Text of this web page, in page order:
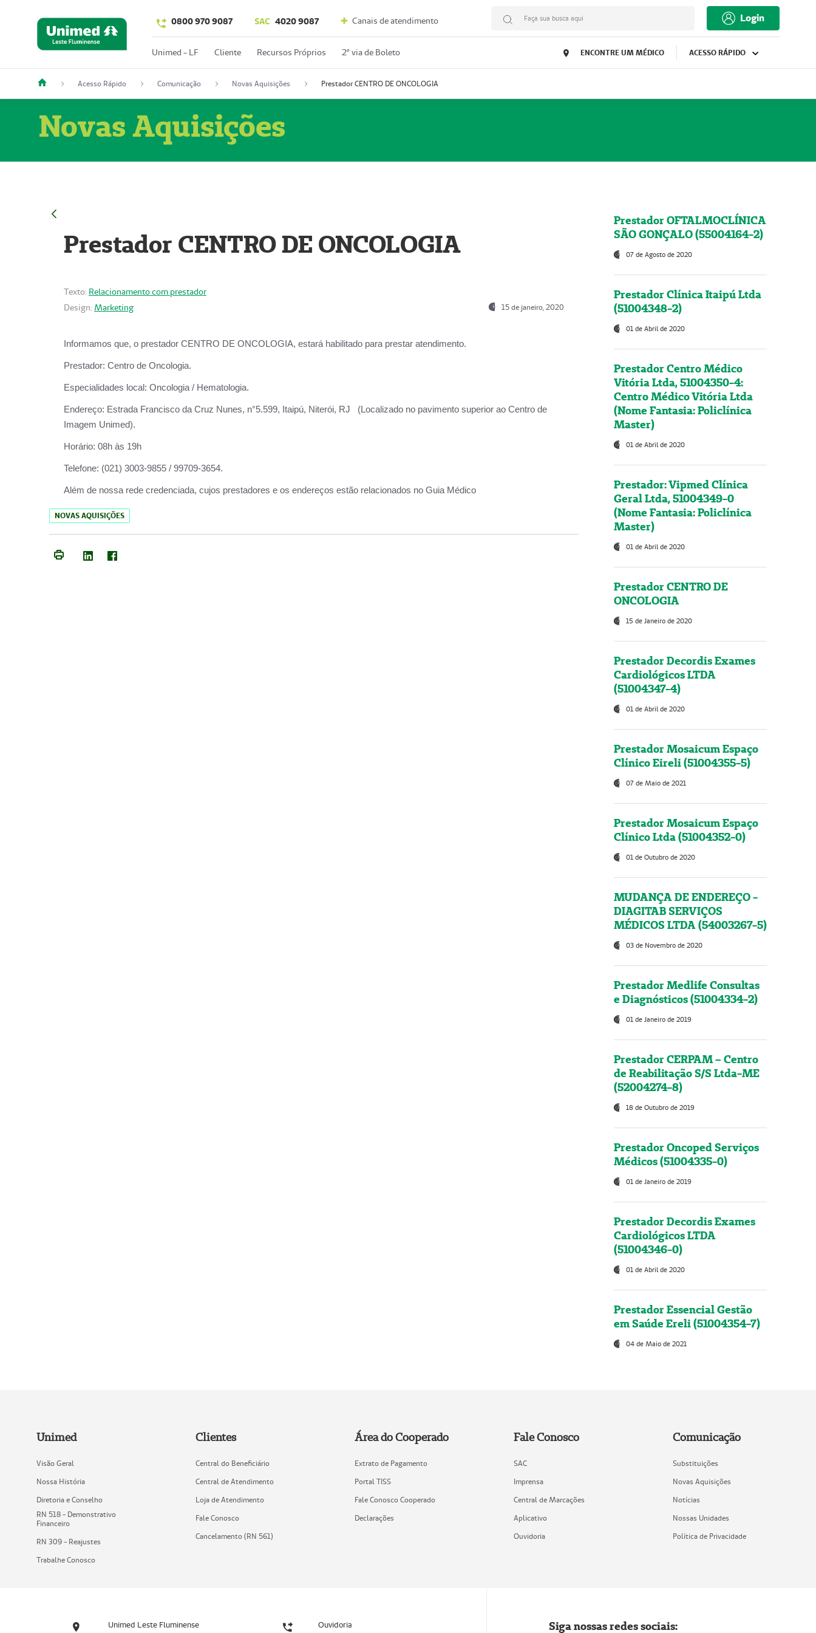
0800 970 9087 SAC 4020 9087 Canais de atendimento Faça sua busca aqui Login
Unimed - LF Cliente Recursos Próprios 2º via de Boleto ENCONTRE UM MÉDICO ACESSO RÁPIDO
Acesso Rápido Comunicação Novas Aquisições Prestador CENTRO DE ONCOLOGIA
Novas Aquisições
Prestador CENTRO DE ONCOLOGIA
Texto: Relacionamento com prestador
Design: Marketing 15 de janeiro, 2020
Informamos que, o prestador CENTRO DE ONCOLOGIA, estará habilitado para prestar atendimento.
Prestador: Centro de Oncologia.
Especialidades local: Oncologia / Hematologia.
Endereço: Estrada Francisco da Cruz Nunes, n°5.599, Itaipú, Niterói, RJ (Localizado no pavimento superior ao Centro de
Imagem Unimed).
Horário: 08h às 19h
Telefone: (021) 3003-9855 / 99709-3654.
Além de nossa rede credenciada, cujos prestadores e os endereços estão relacionados no Guia Médico
NOVAS AQUISIÇÕES
Prestador OFTALMOCLÍNICA
SÃO GONÇALO (55004164-2)
07 de Agosto de 2020
Prestador Clínica Itaipú Ltda
(51004348-2)
01 de Abril de 2020
Prestador Centro Médico
Vitória Ltda, 51004350-4:
Centro Médico Vitória Ltda
(Nome Fantasia: Policlínica
Master)
01 de Abril de 2020
Prestador: Vipmed Clínica
Geral Ltda, 51004349-0
(Nome Fantasia: Policlínica
Master)
01 de Abril de 2020
Prestador CENTRO DE
ONCOLOGIA
15 de Janeiro de 2020
Prestador Decordis Exames
Cardiológicos LTDA
(51004347-4)
01 de Abril de 2020
Prestador Mosaicum Espaço
Clínico Eireli (51004355-5)
07 de Maio de 2021
Prestador Mosaicum Espaço
Clínico Ltda (51004352-0)
01 de Outubro de 2020
MUDANÇA DE ENDEREÇO -
DIAGITAB SERVIÇOS
MÉDICOS LTDA (54003267-5)
03 de Novembro de 2020
Prestador Medlife Consultas
e Diagnósticos (51004334-2)
01 de Janeiro de 2019
Prestador CERPAM – Centro
de Reabilitação S/S Ltda-ME
(52004274-8)
18 de Outubro de 2019
Prestador Oncoped Serviços
Médicos (51004335-0)
01 de Janeiro de 2019
Prestador Decordis Exames
Cardiológicos LTDA
(51004346-0)
01 de Abril de 2020
Prestador Essencial Gestão
em Saúde Ereli (51004354-7)
04 de Maio de 2021
Unimed
Visão Geral
Nossa História
Diretoria e Conselho
RN 518 - Demonstrativo
Financeiro
RN 309 - Reajustes
Trabalhe Conosco
Clientes
Central do Beneficiário
Central de Atendimento
Loja de Atendimento
Fale Conosco
Cancelamento (RN 561)
Área do Cooperado
Extrato de Pagamento
Portal TISS
Fale Conosco Cooperado
Declarações
Fale Conosco
SAC
Imprensa
Central de Marcações
Aplicativo
Ouvidoria
Comunicação
Substituições
Novas Aquisições
Notícias
Nossas Unidades
Política de Privacidade
Unimed Leste Fluminense Ouvidoria Siga nossas redes sociais: